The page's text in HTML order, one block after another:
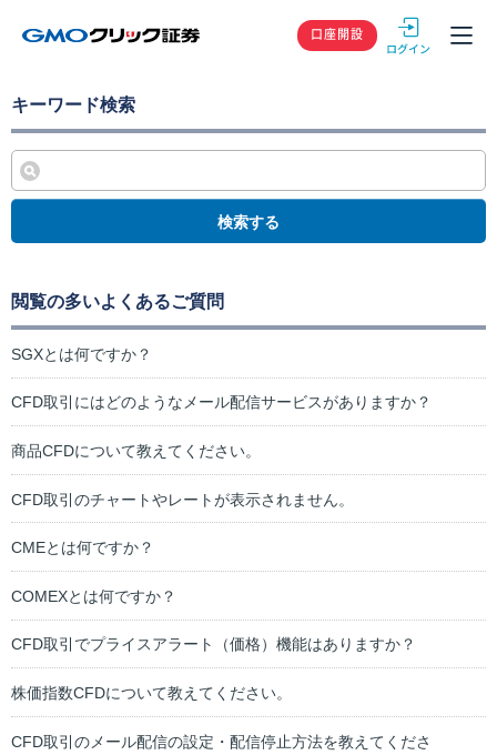
GMOクリック
口座開設
キーワード検索
検索する
閲覧の多いよくあるご質問
SGXとは何ですか？
CFD取引にはどのようなメール配信サービスがありますか？
商品CFDについて教えてください。
CFD取引のチャートやレートが表示されません。
CMEとは何ですか？
COMEXとは何ですか？
CFD取引でプライスアラート（価格）機能はありますか？
株価指数CFDについて教えてください。
CFD取引のメール配信の設定・配信停止方法を教えてくださ